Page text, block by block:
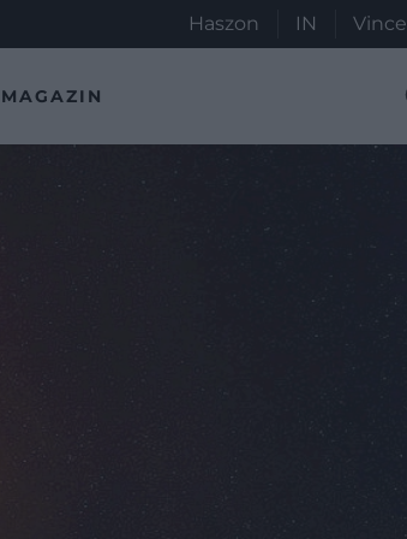
Haszon IN Vince
MAGAZIN